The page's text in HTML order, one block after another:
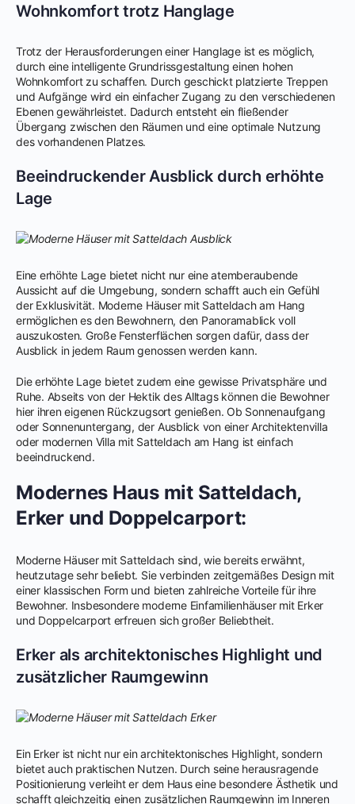
Wohnkomfort trotz Hanglage
Trotz der Herausforderungen einer Hanglage ist es möglich,
durch eine intelligente Grundrissgestaltung einen hohen
Wohnkomfort zu schaffen. Durch geschickt platzierte Treppen
und Aufgänge wird ein einfacher Zugang zu den verschiedenen
Ebenen gewährleistet. Dadurch entsteht ein fließender
Übergang zwischen den Räumen und eine optimale Nutzung
des vorhandenen Platzes.
Beeindruckender Ausblick durch erhöhte
Lage
Eine erhöhte Lage bietet nicht nur eine atemberaubende
Aussicht auf die Umgebung, sondern schafft auch ein Gefühl
der Exklusivität. Moderne Häuser mit Satteldach am Hang
ermöglichen es den Bewohnern, den Panoramablick voll
auszukosten. Große Fensterflächen sorgen dafür, dass der
Ausblick in jedem Raum genossen werden kann.
Die erhöhte Lage bietet zudem eine gewisse Privatsphäre und
Ruhe. Abseits von der Hektik des Alltags können die Bewohner
hier ihren eigenen Rückzugsort genießen. Ob Sonnenaufgang
oder Sonnenuntergang, der Ausblick von einer Architektenvilla
oder modernen Villa mit Satteldach am Hang ist einfach
beeindruckend.
Modernes Haus mit Satteldach,
Erker und Doppelcarport:
Moderne Häuser mit Satteldach sind, wie bereits erwähnt,
heutzutage sehr beliebt. Sie verbinden zeitgemäßes Design mit
einer klassischen Form und bieten zahlreiche Vorteile für ihre
Bewohner. Insbesondere moderne Einfamilienhäuser mit Erker
und Doppelcarport erfreuen sich großer Beliebtheit.
Erker als architektonisches Highlight und
zusätzlicher Raumgewinn
Ein Erker ist nicht nur ein architektonisches Highlight, sondern
bietet auch praktischen Nutzen. Durch seine herausragende
Positionierung verleiht er dem Haus eine besondere Ästhetik und
schafft gleichzeitig einen zusätzlichen Raumgewinn im Inneren